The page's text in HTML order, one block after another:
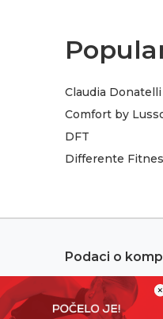
×
Claudia Donatelli
Comfort by
DFT
Differente
Podaci o
Adresa:
Sremska 1